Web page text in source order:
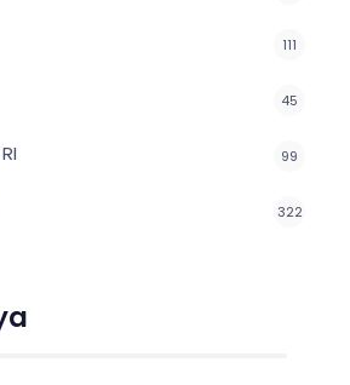
111
45
99
322